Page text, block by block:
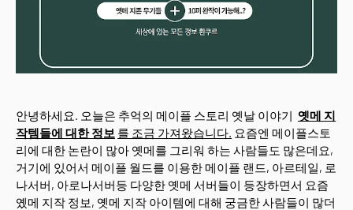
안녕하세요. 오늘은 추억의 메이플 스토리 옛날 이야기 옛메 지
작템들에 대한 정보 를 조금 가져왔습니다. 요즘엔 메이플스토
리에 대한 논란이 많아 옛메를 그리워 하는 사람들도 많은데요,
거기에 있어서 메이플 월드를 이용한 메이플 랜드, 아르테일, 로
나서버, 아로나서버등 다양한 옛메 서버들이 등장하면서 요즘
옜메 지작 정보, 옛메 지작 아이템에 대해 궁금한 사람들이 많더